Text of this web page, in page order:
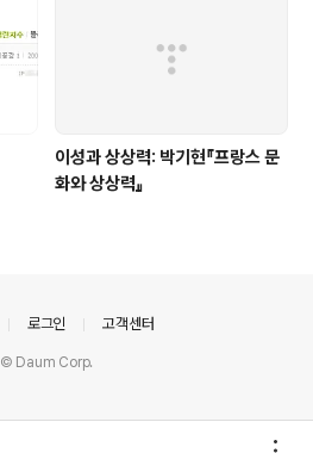
이성과 상상력: 박기현『프랑스 문
화와 상상력』
로그인 고객센터
© Daum Corp.